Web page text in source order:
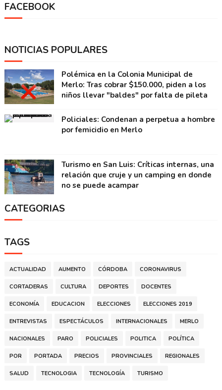
FACEBOOK
NOTICIAS POPULARES
Polémica en la Colonia Municipal de
Merlo: Tras cobrar $150.000, piden a los
niños llevar "baldes" por falta de pileta
Policiales: Condenan a perpetua a hombre
por femicidio en Merlo
Turismo en San Luis: Críticas internas, una
relación que cruje y un camping en donde
no se puede acampar
CATEGORIAS
TAGS
ACTUALIDAD AUMENTO CÓRDOBA CORONAVIRUS
CORTADERAS CULTURA DEPORTES DOCENTES
ECONOMÍA EDUCACION ELECCIONES ELECCIONES 2019
ENTREVISTAS ESPECTÁCULOS INTERNACIONALES MERLO
NACIONALES PARO POLICIALES POLITICA POLÍTICA
POR PORTADA PRECIOS PROVINCIALES REGIONALES
SALUD TECNOLOGIA TECNOLOGÍA TURISMO